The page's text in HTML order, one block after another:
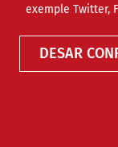
exemple Twitter,
DESAR
F
a
X
02/07/2026